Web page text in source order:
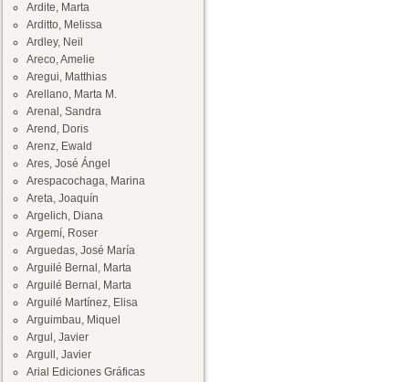
Ardite, Marta
Arditto, Melissa
Ardley, Neil
Areco, Amelie
Aregui, Matthias
Arellano, Marta M.
Arenal, Sandra
Arend, Doris
Arenz, Ewald
Ares, José Ángel
Arespacochaga, Marina
Areta, Joaquín
Argelich, Diana
Argemí, Roser
Arguedas, José María
Arguilé Bernal, Marta
Arguilé Bernal, Marta
Arguilé Martínez, Elisa
Arguimbau, Miquel
Argul, Javier
Argull, Javier
Arial Ediciones Gráficas